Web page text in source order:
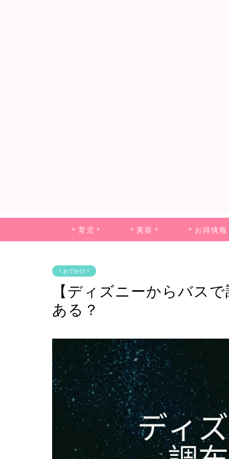
＊育児＊ ＊美容＊ ＊お得情
＊おでかけ＊
【ディズニーからバス
ある？